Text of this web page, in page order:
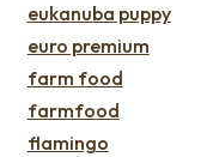
eukanuba puppy
euro premium
farm food
farmfood
flamingo